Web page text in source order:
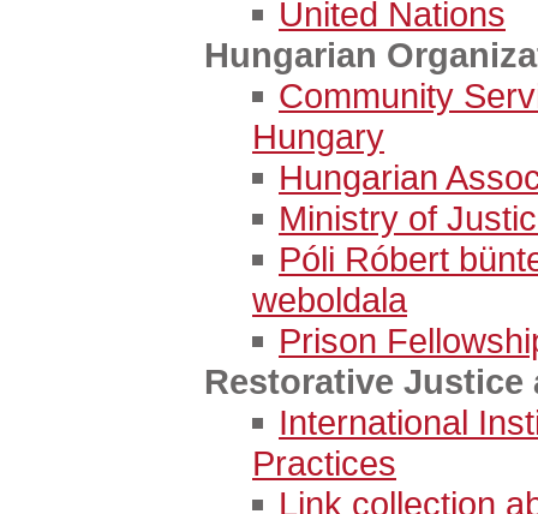
United Nations
Hungarian
Community
Hungary
Hungarian
Ministry of
Póli Róbert
weboldala
Prison
Restorative Justice
International
Practices
Link collection